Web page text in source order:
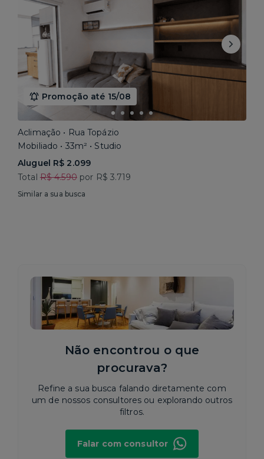
Promoção até 15/08
Aclimação • Rua Topázio
Mobiliado • 33m² • Studio
Aluguel R$ 2.099
Total R$ 4.590por R$ 3.719
Similar a sua busca
Não encontrou o que
procurava?
Refine a sua busca falando diretamente com
um de nossos consultores ou explorando outros
filtros.
Falar com consultor